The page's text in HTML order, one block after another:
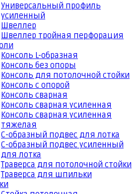
Универсальный профиль
усиленный
Швеллер
Швеллер тройная перфорация
Консоль L-образная
Консоль без опоры
Консоль для потолочной стойки
Консоль с опорой
Консоль сварная
Консоль сварная усиленная
Консоль сварная усиленная
тяжелая
С-образный подвес для лотка
С-образный подвес усиленный
для лотка
Траверса для потолочной стойки
Траверса для шпильки